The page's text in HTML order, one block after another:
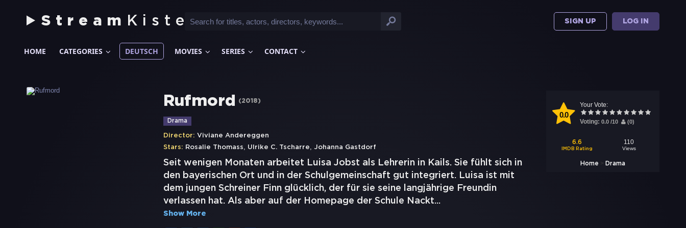
Stream Kiste SIGN UP LOG IN
HOME CATEGORIES DEUTSCH MOVIES SERIES CONTACT
0.0
Your Vote:
Voting: 0.0 /10 (0)
6.6
IMDB Rating
110
Views
Home > Drama
Rufmord (2018)
Drama
Director: Viviane Andereggen
Stars: Rosalie Thomass, Ulrike C. Tscharre, Johanna Gastdorf
Seit wenigen Monaten arbeitet Luisa Jobst als Lehrerin in Kails. Sie fühlt sich in
den bayerischen Ort und in der Schulgemeinschaft gut integriert. Luisa ist mit
dem jungen Schreiner Finn glücklich, der für sie seine langjährige Freundin
verlassen hat. Als aber auf der Homepage der Schule Nackt...
Show More